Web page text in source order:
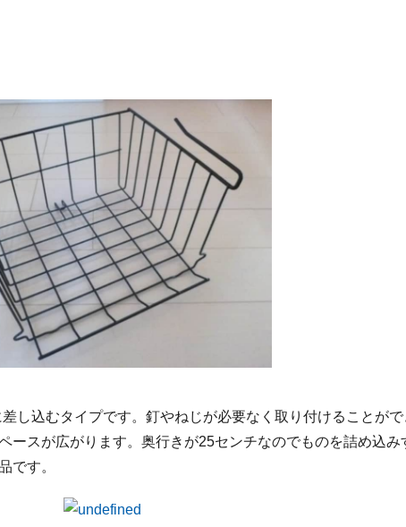
し込むタイプです。釘やねじが必要なく取り付けることがで
ースが広がります。奥行きが25センチなのでものを詰め込み
です。